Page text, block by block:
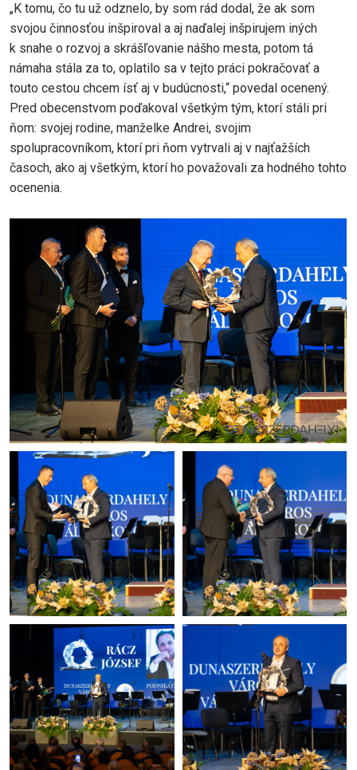
„K tomu, čo tu už odznelo, by som rád dodal, že ak som
svojou činnosťou inšpiroval a aj naďalej inšpirujem iných
k snahe o rozvoj a skrášľovanie nášho mesta, potom tá
námaha stála za to, oplatilo sa v tejto práci pokračovať a
touto cestou chcem ísť aj v budúcnosti,“ povedal ocenený.
Pred obecenstvom poďakoval všetkým tým, ktorí stáli pri
ňom: svojej rodine, manželke Andrei, svojim
spolupracovníkom, ktorí pri ňom vytrvali aj v najťažších
časoch, ako aj všetkým, ktorí ho považovali za hodného tohto
ocenenia.